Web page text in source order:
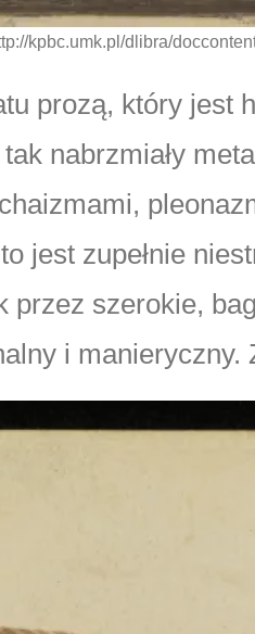
kpbc.umk.pl/dlibra/
prozą, który jest
nabrzmiały
jest zupełnie
przez szerokie,
i